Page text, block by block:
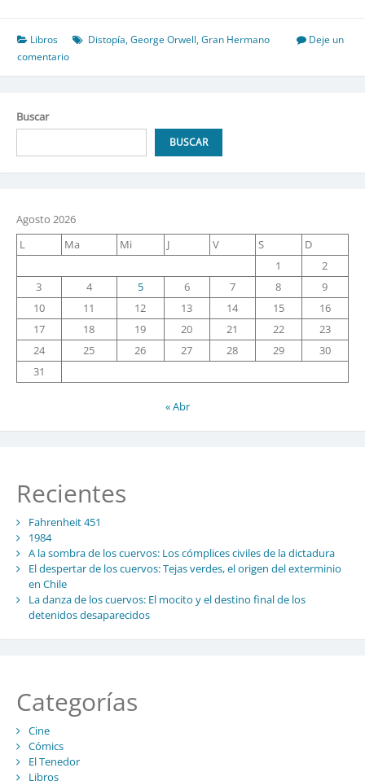
Libros Distopía,George Orwell,Gran Hermano
Deje un
comentario
Buscar
BUSCAR
Agosto 2026
L
Ma Mi J V S
D
1
2
3
4 5 6 7 8
9
10
11 12 13 14 15
16
17
18 19 20 21 22
23
24
25 26 27 28 29
30
31
« Abr
Recientes
Fahrenheit 451
1984
A la sombra de los cuervos: Los cómplices civiles de la dictadura
El despertar de los cuervos: Tejas verdes, el origen del exterminio
en Chile
La danza de los cuervos: El mocito y el destino final de los
detenidos desaparecidos
Categorías
Cine
Cómics
El Tenedor
Libros